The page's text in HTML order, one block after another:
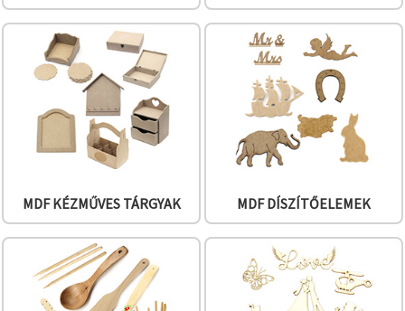
gombra
kattintva.
Fogadja
mindet
Beállítások
MDF KÉZMŰVES TÁRGYAK MDF DÍSZÍTŐELEMEK